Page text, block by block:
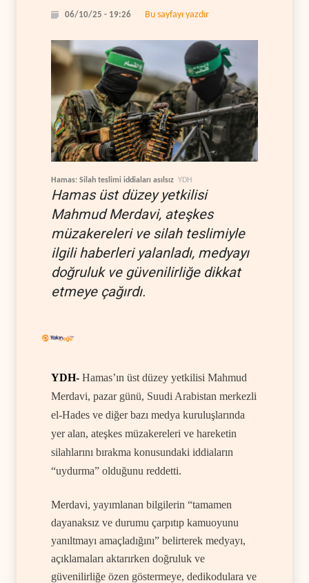
06/10/25 - 19:26 Bu sayfayı yazdır
Hamas: Silah teslimi iddiaları asılsız YDH
Hamas üst düzey yetkilisi
Mahmud Merdavi, ateşkes
müzakereleri ve silah teslimiyle
ilgili haberleri yalanladı, medyayı
doğruluk ve güvenilirliğe dikkat
etmeye çağırdı.
YDH- Hamas’ın üst düzey yetkilisi Mahmud
Merdavi, pazar günü, Suudi Arabistan merkezli
el-Hades ve diğer bazı medya kuruluşlarında
yer alan, ateşkes müzakereleri ve hareketin
silahlarını bırakma konusundaki iddiaların
“uydurma” olduğunu reddetti.
Merdavi, yayımlanan bilgilerin “tamamen
dayanaksız ve durumu çarpıtıp kamuoyunu
yanıltmayı amaçladığını” belirterek medyayı,
açıklamaları aktarırken doğruluk ve
güvenilirliğe özen göstermeye, dedikodulara ve